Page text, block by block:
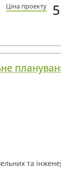
Ціна проекту
та